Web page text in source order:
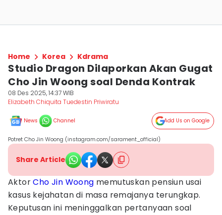
Home Korea Kdrama
Studio Dragon Dilaporkan Akan Gugat
Cho Jin Woong soal Denda Kontrak
08 Des 2025, 14:37 WIB
Elizabeth Chiquita Tuedestin Priwiratu
News Channel Add Us on Google
Potret Cho Jin Woong (instagram.com/sarament_official)
Share Article
AktorCho Jin Woong memutuskan pensiun usai
kasus kejahatan di masa remajanya terungkap.
Keputusan ini meninggalkan pertanyaan soal